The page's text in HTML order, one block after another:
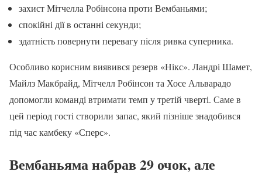
захист Мітчелла Робінсона проти Вембаньями;
спокійні дії в останні секунди;
здатність повернути перевагу після ривка суперника.
Особливо корисним виявився резерв «Нікс». Ландрі Шамет,
Майлз Макбрайд, Мітчелл Робінсон та Хосе Альварадо
допомогли команді втримати темп у третій чверті. Саме в
цей період гості створили запас, який пізніше знадобився
під час камбеку «Сперс».
Вембаньяма набрав 29 очок, але